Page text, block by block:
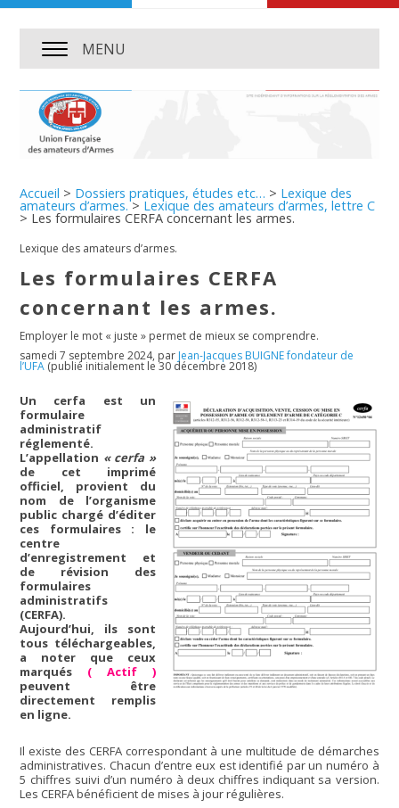
MENU
Accueil > Dossiers pratiques, études etc… > Lexique des
amateurs d’armes.> Lexique des amateurs d’armes, lettre C
> Les formulaires CERFA concernant les armes.
Lexique des amateurs d’armes.
Les formulaires CERFA
concernant les armes.
Employer le mot « juste » permet de mieux se comprendre.
samedi 7 septembre 2024, par Jean-Jacques BUIGNE fondateur de
l’UFA (publié initialement le 30 décembre 2018)
Un cerfa est un
formulaire
administratif
réglementé.
L’appellation « cerfa »
de cet imprimé
officiel, provient du
nom de l’organisme
public chargé d’éditer
ces formulaires : le
centre
d’enregistrement et
de révision des
formulaires
administratifs
(CERFA).
Aujourd’hui, ils sont
tous téléchargeables,
a noter que ceux
marqués ( Actif)
peuvent être
directement remplis
en ligne.
Il existe des CERFA correspondant à une multitude de démarches
administratives. Chacun d’entre eux est identifié par un numéro à
5 chiffres suivi d’un numéro à deux chiffres indiquant sa version.
Les CERFA bénéficient de mises à jour régulières.